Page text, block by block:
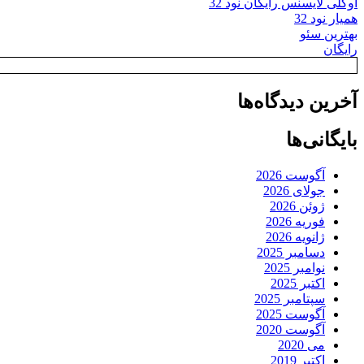
همیار نود 32
بهترین سئو
رایگان
آخرین دیدگاه‌ها
بایگانی‌ها
آگوست 2026
جولای 2026
ژوئن 2026
فوریه 2026
ژانویه 2026
دسامبر 2025
نوامبر 2025
اکتبر 2025
سپتامبر 2025
آگوست 2025
آگوست 2020
می 2020
اکتبر 2019